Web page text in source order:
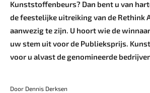
Kunststoffenbeurs? Dan bent u van
de feestelijke uitreiking van de Rethink
aanwezig te zijn. U hoort wie de
uw stem uit voor de Publieksprijs.
voor u alvast de genomineerde
Door Dennis Derksen